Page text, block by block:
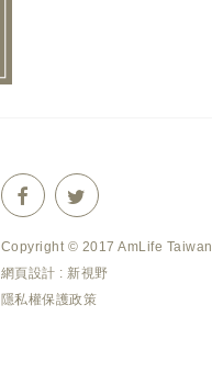
Copyright © 2017 AmLife Taiwan
網頁設計 : 新視野
隱私權保護政策